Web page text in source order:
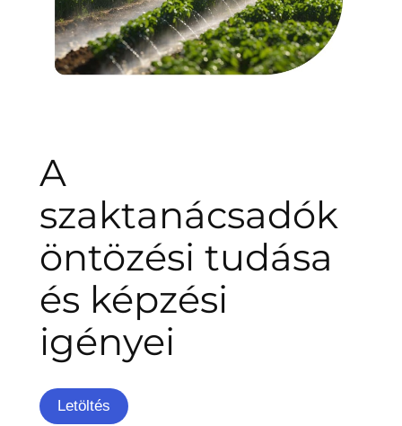
A
szaktanácsadók
öntözési tudása
és képzési
igényei
Letöltés